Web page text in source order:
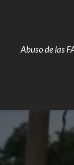
Abuso de las